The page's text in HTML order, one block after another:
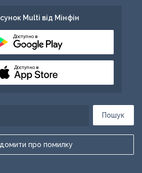
Пошук
про помилку
Multi від Мінфін
Доступно в
Доступно в